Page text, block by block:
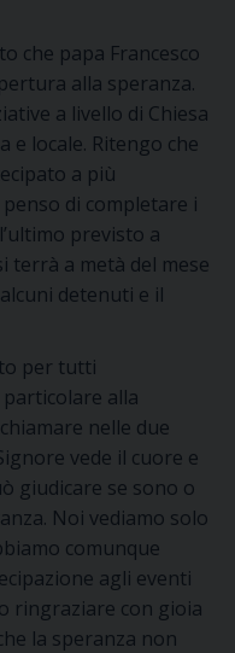
che papa Francesco
alla speranza.
a livello di Chiesa
e locale. Ritengo che
a più
di completare i
previsto a
terrà a metà del mese
detenuti e il
per tutti
particolare alla
nelle due
vede il cuore e
giudicare se sono o
Noi vediamo solo
comunque
agli eventi
ringraziare con gioia
la speranza non